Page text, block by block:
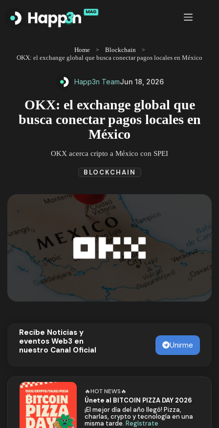
contenido
Home
Blockchain
OKX: el exchange global que busca conectar pagos locales en México
Happ3n TeamJun 18, 2026
OKX: el exchange global que
busca conectar pagos locales en
México
OKX acerca cripto a México con SPEI
BLOCKCHAIN
Recibe Noticias y
eventos Web3 en
nuestro Canal Oficial
Unirme
🔥HOT NEWS🔥
Únete al BITCOIN PIZZA DAY 2026
¡El mejor día del año llegó! Pizza,
charlas, crypto y tecnología en una
misma tarde.Regístrate